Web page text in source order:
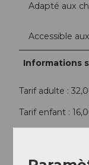
Adapté aux
Accessible
Informations
Tarif adulte :
Tarif enfant :